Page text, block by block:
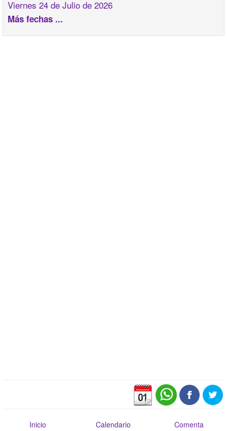
Viernes 24 de Julio de 2026
Más fechas ...
Inicio Calendario Comenta